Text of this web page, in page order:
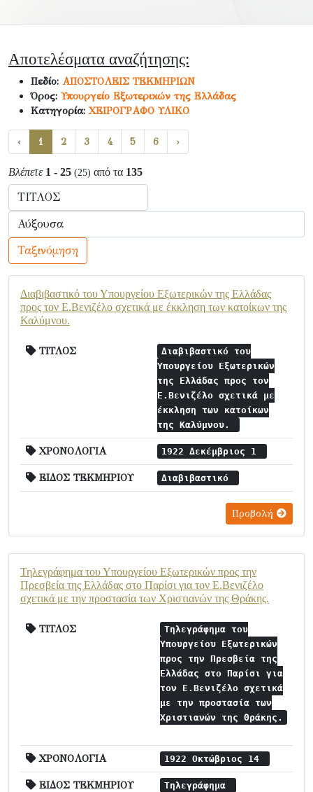
Αποτελέσματα αναζήτησης:
Πεδίο: ΑΠΟΣΤΟΛΕΙΣ ΤΕΚΜΗΡΙΩΝ
Όρος: Υπουργείο Εξωτερικών της Ελλάδας
Κατηγορία:ΧΕΙΡΟΓΡΑΦΟ ΥΛΙΚΟ
‹ 1 2 3 4 5 6 ›
Βλέπετε 1 - 25 (25) από τα 135
Ταξινόμηση
Διαβιβαστικό του Υπουργείου Εξωτερικών της Ελλάδας
προς τον Ε.Βενιζέλο σχετικά με έκκληση των κατοίκων της
Καλύμνου.
ΤΙΤΛΟΣ
Διαβιβαστικό του
Υπουργείου Εξωτερικών
της Ελλάδας προς τον
Ε.Βενιζέλο σχετικά με
έκκληση των κατοίκων
της Καλύμνου.
ΧΡΟΝΟΛΟΓΙΑ 1922 Δεκέμβριος 1
ΕΙΔΟΣ ΤΕΚΜΗΡΙΟΥ Διαβιβαστικό
Προβολή
Τηλεγράφημα του Υπουργείου Εξωτερικών προς την
Πρεσβεία της Ελλάδας στο Παρίσι για τον Ε.Βενιζέλο
σχετικά με την προστασία των Χριστιανών της Θράκης.
ΤΙΤΛΟΣ
Τηλεγράφημα του
Υπουργείου Εξωτερικών
προς την Πρεσβεία της
Ελλάδας στο Παρίσι για
τον Ε.Βενιζέλο σχετικά
με την προστασία των
Χριστιανών της Θράκης.
ΧΡΟΝΟΛΟΓΙΑ 1922 Οκτώβριος 14
ΕΙΔΟΣ ΤΕΚΜΗΡΙΟΥ Τηλεγράφημα